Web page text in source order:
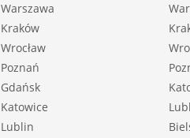
Warszawa
Kraków
Wrocław
Poznań
Gdańsk
Katowice
Lublin